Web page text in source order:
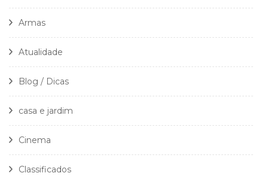
Armas
Atualidade
Blog / Dicas
casa e jardim
Cinema
Classificados